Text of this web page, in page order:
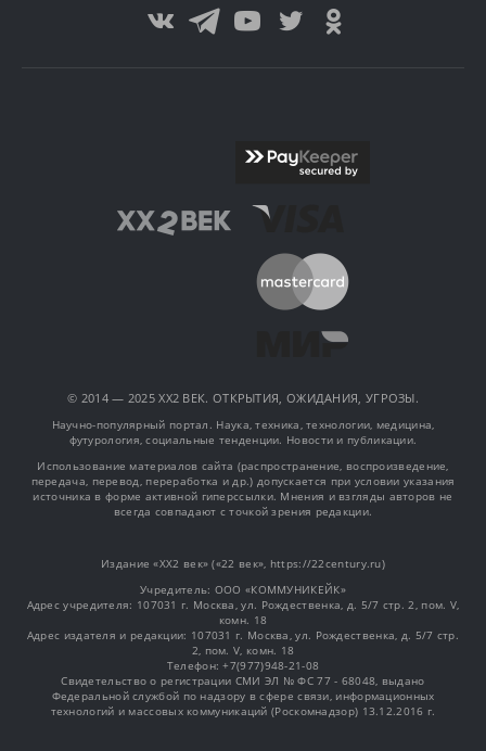
© 2014 — 2025 XX2 ВЕК. ОТКРЫТИЯ, ОЖИДАНИЯ, УГРОЗЫ.
Научно-популярный портал. Наука, техника, технологии, медицина,
футурология, социальные тенденции. Новости и публикации.
Использование материалов сайта (распространение, воспроизведение,
передача, перевод, переработка и др.) допускается при условии указания
источника в форме активной гиперссылки. Мнения и взгляды авторов не
всегда совпадают с точкой зрения редакции.
Издание «XX2 век» («22 век», https://22century.ru)
Учредитель: OOO «КОММУНИКЕЙК»
Адрес учредителя: 107031 г. Москва, ул. Рождественка, д. 5/7 стр. 2, пом. V,
комн. 18
Адрес издателя и редакции: 107031 г. Москва, ул. Рождественка, д. 5/7 стр.
2, пом. V, комн. 18
Телефон: +7(977)948-21-08
Свидетельство о регистрации СМИ ЭЛ № ФС 77 - 68048, выдано
Федеральной службой по надзору в сфере связи, информационных
технологий и массовых коммуникаций (Роскомнадзор) 13.12.2016 г.